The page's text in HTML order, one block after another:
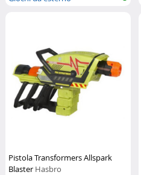
Pistola Transformers Allspark
Blaster Hasbro